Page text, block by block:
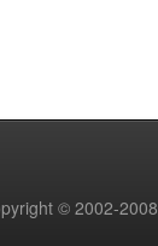
© 2002-2008